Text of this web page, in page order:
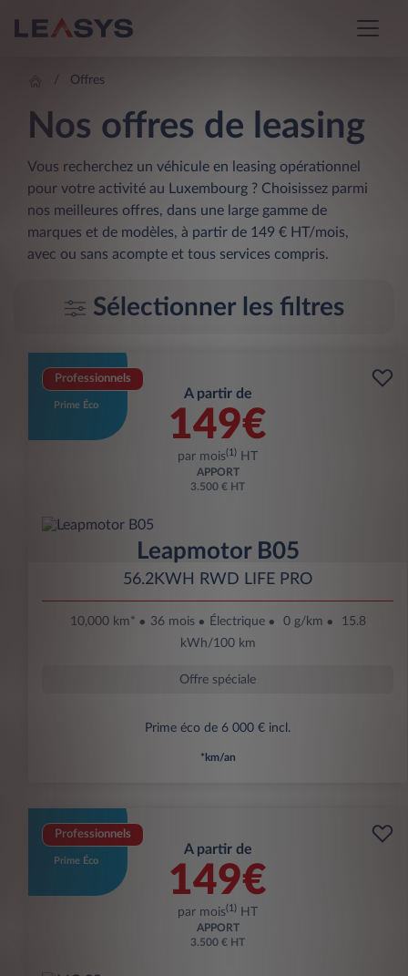
Offres
Nos offres de leasing
Vous recherchez un véhicule en leasing opérationnel
pour votre activité au Luxembourg ? Choisissez parmi
nos meilleures offres, dans une large gamme de
marques et de modèles, à partir de 149 € HT/mois,
avec ou sans acompte et tous services compris.
Sélectionner les filtres
Professionnels
Prime Éco
A partir de
149€
par mois(1) HT
APPORT
3.500 € HT
Leapmotor B05
56.2KWH RWD LIFE PRO
10,000 km* 36 mois Électrique 0 g/km
15.8
kWh/100 km
Offre spéciale
Prime éco de 6 000 € incl.
*km/an
Professionnels
Prime Éco
A partir de
149€
par mois(1) HT
APPORT
3.500 € HT